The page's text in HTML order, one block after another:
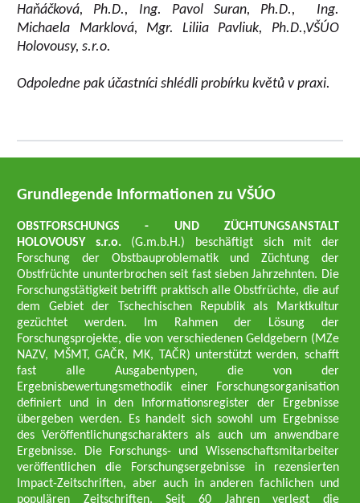
Haňáčková, Ph.D., Ing. Pavol Suran, Ph.D.,
Ing.
Michaela Marklová, Mgr. Liliia Pavliuk, Ph.D.,VŠÚO
Holovousy, s.r.o.
Odpoledne pak účastníci shlédli probírku květů v praxi.
Grundlegende Informationen zu VŠÚO
OBSTFORSCHUNGS - UND ZÜCHTUNGSANSTALT
HOLOVOUSY s.r.o. (G.m.b.H.) beschäftigt sich mit der
Forschung der Obstbauproblematik und Züchtung der
Obstfrüchte ununterbrochen seit fast sieben Jahrzehnten. Die
Forschungstätigkeit betrifft praktisch alle Obstfrüchte, die auf
dem Gebiet der Tschechischen Republik als Marktkultur
gezüchtet werden. Im Rahmen der Lösung der
Forschungsprojekte, die von verschiedenen Geldgebern (MZe
NAZV, MŠMT, GAČR, MK, TAČR) unterstützt werden, schafft
fast alle Ausgabentypen, die von der
Ergebnisbewertungsmethodik einer Forschungsorganisation
definiert und in den Informationsregister der Ergebnisse
übergeben werden. Es handelt sich sowohl um Ergebnisse
des Veröffentlichungscharakters als auch um anwendbare
Ergebnisse. Die Forschungs- und Wissenschaftsmitarbeiter
veröffentlichen die Forschungsergebnisse in rezensierten
Impact-Zeitschriften, aber auch in anderen fachlichen und
populären Zeitschriften. Seit 60 Jahren verlegt die